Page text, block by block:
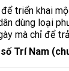
triển khai
dùng loại
mà chỉ để
Trí Nam